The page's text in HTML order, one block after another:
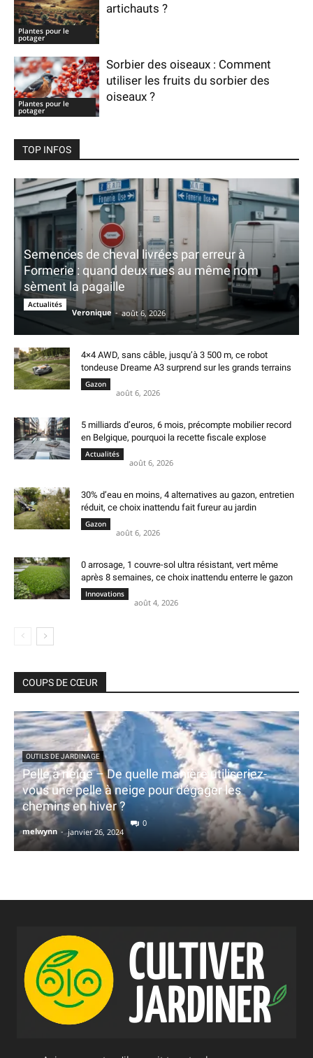
Plantes pour le
potager
artichauts ?
Plantes pour le
potager
Sorbier des oiseaux : Comment
utiliser les fruits du sorbier des
oiseaux ?
TOP INFOS
Semences de cheval livrées par erreur à
Formerie : quand deux rues au même nom
sèment la pagaille
Actualités
Veronique - août 6, 2026
4×4 AWD, sans câble, jusqu’à 3 500 m, ce robot
tondeuse Dreame A3 surprend sur les grands terrains
Gazon
août 6, 2026
5 milliards d’euros, 6 mois, précompte mobilier record
en Belgique, pourquoi la recette fiscale explose
Actualités
août 6, 2026
30% d’eau en moins, 4 alternatives au gazon, entretien
réduit, ce choix inattendu fait fureur au jardin
Gazon
août 6, 2026
0 arrosage, 1 couvre-sol ultra résistant, vert même
après 8 semaines, ce choix inattendu enterre le gazon
Innovations
août 4, 2026
COUPS DE CŒUR
OUTILS DE JARDINAGE
Pelle à neige – De quelle manière utiliseriez-
vous une pelle à neige pour dégager les
chemins en hiver ?
melwynn - janvier 26, 2024
0